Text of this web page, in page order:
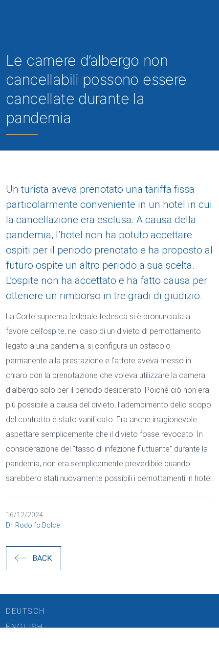
Le camere d’albergo non
cancellabili possono essere
cancellate durante la
pandemia
Un turista aveva prenotato una tariffa fissa
particolarmente conveniente in un hotel in cui
la cancellazione era esclusa. A causa della
pandemia, l’hotel non ha potuto accettare
ospiti per il periodo prenotato e ha proposto al
futuro ospite un altro periodo a sua scelta.
L’ospite non ha accettato e ha fatto causa per
ottenere un rimborso in tre gradi di giudizio.
La Corte suprema federale tedesca si è pronunciata a
favore dell’ospite; nel caso di un divieto di pernottamento
legato a una pandemia, si configura un ostacolo
permanente alla prestazione e l’attore aveva messo in
chiaro con la prenotazione che voleva utilizzare la camera
d’albergo solo per il periodo desiderato. Poiché ciò non era
più possibile a causa del divieto, l’adempimento dello scopo
del contratto è stato vanificato. Era anche irragionevole
aspettare semplicemente che il divieto fosse revocato. In
considerazione del "tasso di infezione fluttuante” durante la
pandemia, non era semplicemente prevedibile quando
sarebbero stati nuovamente possibili i pernottamenti in hotel.
16/12/2024
Dr. Rodolfo Dolce
BACK
DEUTSCH
ENGLISH